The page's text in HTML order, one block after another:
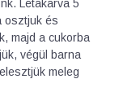
Letakarva 5
osztjuk és
majd a cukorba
végül barna
meleg